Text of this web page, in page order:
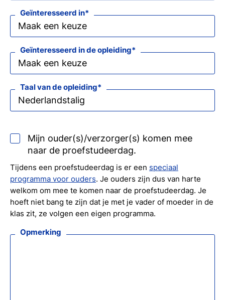
Geïnteresseerd in
Geïnteresseerd in de opleiding
Taal van de opleiding
Mijn ouder(s)/verzorger(s) komen mee
naar de proefstudeerdag.
Tijdens een proefstudeerdag is er een speciaal
programma voor ouders. Je ouders zijn dus van harte
welkom om mee te komen naar de proefstudeerdag. Je
hoeft niet bang te zijn dat je met je vader of moeder in de
klas zit, ze volgen een eigen programma.
Opmerking